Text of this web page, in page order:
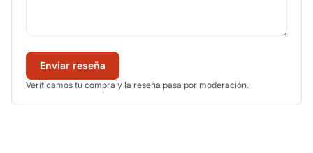
Enviar reseña
Verificamos tu compra y la reseña pasa por moderación.